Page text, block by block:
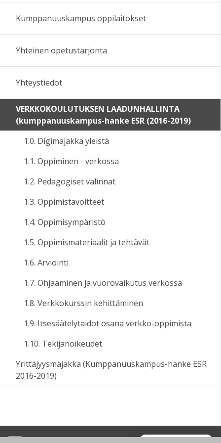
Kumppanuuskampus oppilaitokset
Yhteinen opetustarjonta
Yhteystiedot
VERKKOKOULUTUKSEN LAADUNHALLINTA
(kumppanuuskampus-hanke ESR (2016-2019)
1.0. Digimajakka yleistä
1.1. Oppiminen - verkossa
1.2. Pedagogiset valinnat
1.3. Oppimistavoitteet
1.4. Oppimisympäristö
1.5. Oppimismateriaalit ja tehtävät
1.6. Arviointi
1.7. Ohjaaminen ja vuorovaikutus verkossa
1.8. Verkkokurssin kehittäminen
1.9. Itsesäätelytaidot osana verkko-oppimista
1.10. Tekijänoikeudet
Yrittäjyysmajakka (Kumppanuuskampus-hanke ESR
2016-2019)